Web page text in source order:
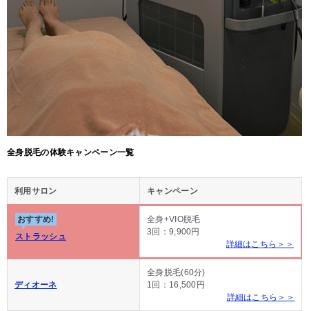
全身脱毛の体験キャンペーン一覧
利用サロン キャンペーン
おすすめ!
ストラッシュ
全身+VIO脱毛
3回：9,900円
詳細はこちら＞＞
ディオーネ
全身脱毛(60分)
1回：16,500円
詳細はこちら＞＞